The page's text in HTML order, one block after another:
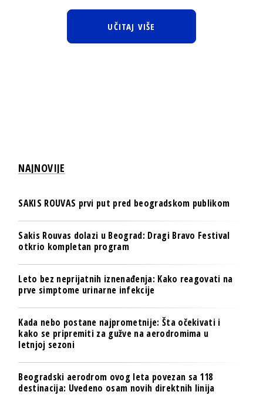
UČITAJ VIŠE
NAJNOVIJE
SAKIS ROUVAS prvi put pred beogradskom publikom
Sakis Rouvas dolazi u Beograd: Dragi Bravo Festival
otkrio kompletan program
Leto bez neprijatnih iznenađenja: Kako reagovati na
prve simptome urinarne infekcije
Kada nebo postane najprometnije: Šta očekivati i
kako se pripremiti za gužve na aerodromima u
letnjoj sezoni
Beogradski aerodrom ovog leta povezan sa 118
destinacija: Uvedeno osam novih direktnih linija